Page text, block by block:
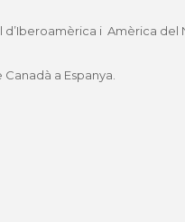
i Amèrica del
a Espanya.